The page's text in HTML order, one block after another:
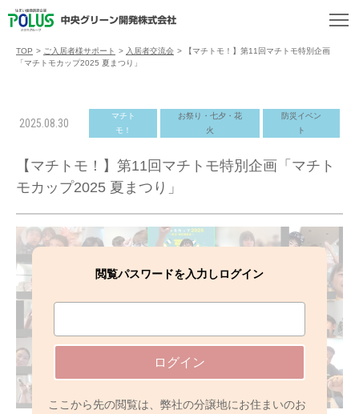
TOP > ご入居者様サポート > 入居者交流会 >
【マチトモ！】第11回マチトモ特別企画
「マチトモカップ2025 夏まつり」
2025.08.30
マチト
モ！
お祭り・七夕・花
火
防災イベン
ト
【マチトモ！】第11回マチトモ特別企画「マチト
モカップ2025 夏まつり」
閲覧パスワードを入力しログイン
ログイン
ここから先の閲覧は、弊社の分譲地にお住まいのお